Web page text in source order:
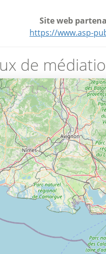
Site web
https://www.asp-
de